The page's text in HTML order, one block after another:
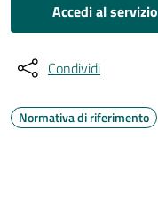
Accedi al servizio
Condividi
Normativa di riferimento